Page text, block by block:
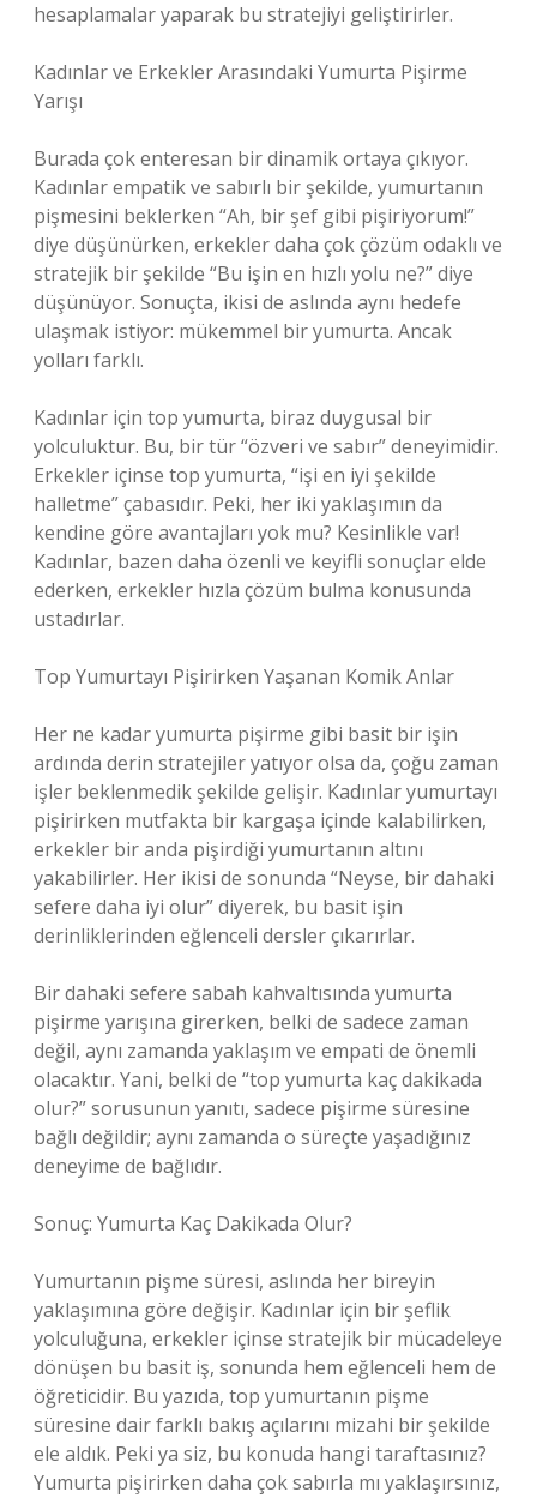
hesaplamalar yaparak bu stratejiyi geliştirirler.
Kadınlar ve Erkekler Arasındaki Yumurta Pişirme
Yarışı
Burada çok enteresan bir dinamik ortaya çıkıyor.
Kadınlar empatik ve sabırlı bir şekilde, yumurtanın
pişmesini beklerken “Ah, bir şef gibi pişiriyorum!”
diye düşünürken, erkekler daha çok çözüm odaklı ve
stratejik bir şekilde “Bu işin en hızlı yolu ne?” diye
düşünüyor. Sonuçta, ikisi de aslında aynı hedefe
ulaşmak istiyor: mükemmel bir yumurta. Ancak
yolları farklı.
Kadınlar için top yumurta, biraz duygusal bir
yolculuktur. Bu, bir tür “özveri ve sabır” deneyimidir.
Erkekler içinse top yumurta, “işi en iyi şekilde
halletme” çabasıdır. Peki, her iki yaklaşımın da
kendine göre avantajları yok mu? Kesinlikle var!
Kadınlar, bazen daha özenli ve keyifli sonuçlar elde
ederken, erkekler hızla çözüm bulma konusunda
ustadırlar.
Top Yumurtayı Pişirirken Yaşanan Komik Anlar
Her ne kadar yumurta pişirme gibi basit bir işin
ardında derin stratejiler yatıyor olsa da, çoğu zaman
işler beklenmedik şekilde gelişir. Kadınlar yumurtayı
pişirirken mutfakta bir kargaşa içinde kalabilirken,
erkekler bir anda pişirdiği yumurtanın altını
yakabilirler. Her ikisi de sonunda “Neyse, bir dahaki
sefere daha iyi olur” diyerek, bu basit işin
derinliklerinden eğlenceli dersler çıkarırlar.
Bir dahaki sefere sabah kahvaltısında yumurta
pişirme yarışına girerken, belki de sadece zaman
değil, aynı zamanda yaklaşım ve empati de önemli
olacaktır. Yani, belki de “top yumurta kaç dakikada
olur?” sorusunun yanıtı, sadece pişirme süresine
bağlı değildir; aynı zamanda o süreçte yaşadığınız
deneyime de bağlıdır.
Sonuç: Yumurta Kaç Dakikada Olur?
Yumurtanın pişme süresi, aslında her bireyin
yaklaşımına göre değişir. Kadınlar için bir şeflik
yolculuğuna, erkekler içinse stratejik bir mücadeleye
dönüşen bu basit iş, sonunda hem eğlenceli hem de
öğreticidir. Bu yazıda, top yumurtanın pişme
süresine dair farklı bakış açılarını mizahi bir şekilde
ele aldık. Peki ya siz, bu konuda hangi taraftasınız?
Yumurta pişirirken daha çok sabırla mı yaklaşırsınız,